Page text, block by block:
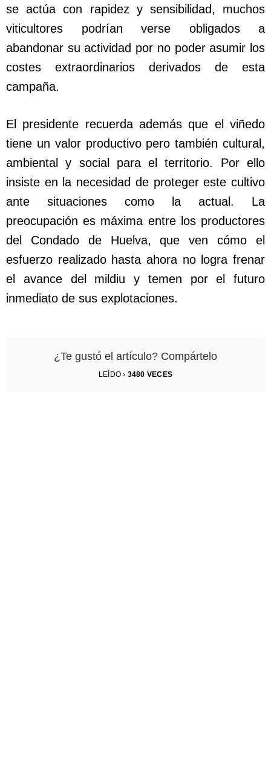
se actúa con rapidez y sensibilidad, muchos
viticultores podrían verse obligados a
abandonar su actividad por no poder asumir los
costes extraordinarios derivados de esta
campaña.
El presidente recuerda además que el viñedo
tiene un valor productivo pero también cultural,
ambiental y social para el territorio. Por ello
insiste en la necesidad de proteger este cultivo
ante situaciones como la actual. La
preocupación es máxima entre los productores
del Condado de Huelva, que ven cómo el
esfuerzo realizado hasta ahora no logra frenar
el avance del mildiu y temen por el futuro
inmediato de sus explotaciones.
¿Te gustó el artículo? Compártelo
LEÍDO › 3480 VECES